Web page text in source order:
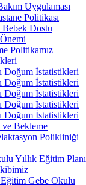
Uygulaması
Politikası
Dostu
Politikamız
Doğum İstatistikleri
Doğum İstatistikleri
Doğum İstatistikleri
Doğum İstatistikleri
Doğum İstatistikleri
Bekleme
Polikliniği
Yıllık Eğitim Planı
Gebe Okulu